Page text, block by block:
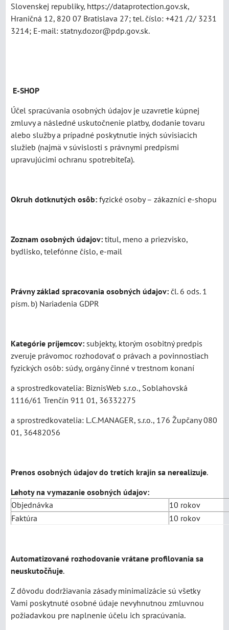
Slovenskej republiky, https://dataprotection.gov.sk,
Hraničná 12, 820 07 Bratislava 27; tel. číslo: +421 /2/ 3231
3214; E-mail: statny.dozor@pdp.gov.sk.
E-SHOP
Účel spracúvania osobných údajov je uzavretie kúpnej
zmluvy a následné uskutočnenie platby, dodanie tovaru
alebo služby a prípadné poskytnutie iných súvisiacich
služieb (najmä v súvislosti s právnymi predpismi
upravujúcimi ochranu spotrebiteľa).
Okruh dotknutých osôb: fyzické osoby – zákazníci e-shopu
Zoznam osobných údajov: titul, meno a priezvisko,
bydlisko, telefónne číslo, e-mail
Právny základ spracovania osobných údajov: čl. 6 ods. 1
písm. b) Nariadenia GDPR
Kategórie príjemcov: subjekty, ktorým osobitný predpis
zveruje právomoc rozhodovať o právach a povinnostiach
fyzických osôb: súdy, orgány činné v trestnom konaní
a sprostredkovatelia: BiznisWeb s.r.o., Soblahovská
1116/61 Trenčín 911 01, 36332275
a sprostredkovatelia: L.C.MANAGER, s.r.o., 176 Župčany 080
01, 36482056
Prenos osobných údajov do tretích krajín sa nerealizuje.
Lehoty na vymazanie osobných údajov:
Objednávka
10 rokov
Faktúra
10 rokov
Automatizované rozhodovanie vrátane profilovania sa
neuskutočňuje.
Z dôvodu dodržiavania zásady minimalizácie sú všetky
Vami poskytnuté osobné údaje nevyhnutnou zmluvnou
požiadavkou pre naplnenie účelu ich spracúvania.